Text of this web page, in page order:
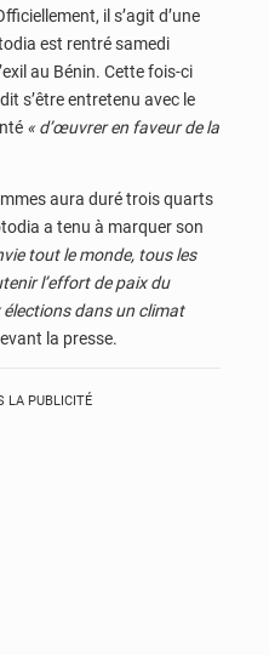
il s’agit d’une
est rentré samedi
au Bénin. Cette fois-ci
s’être entretenu avec le
« d’œuvrer en faveur de la
aura duré trois quarts
a tenu à marquer son
tout le monde, tous les
l’effort de paix du
élections dans un climat
la presse.
LA PUBLICITÉ